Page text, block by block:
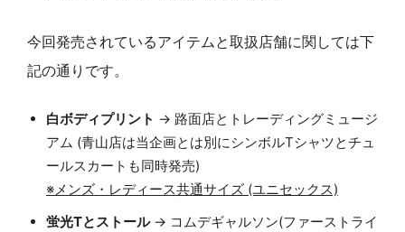
今回発売されているアイテムと取扱店舗に関しては下
記の通りです。
白ボディプリント → 路面店とトレーディングミュージ
アム (青山店は当企画とは別にシンボルTシャツとチュ
ールスカートも同時発売)
※メンズ・レディース共通サイズ (ユニセックス)
蛍光Tとストール→ コムデギャルソン(ファーストライ